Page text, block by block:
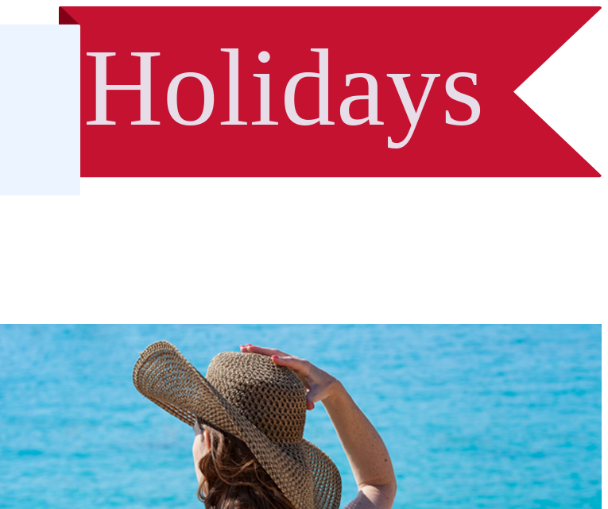
Holidays